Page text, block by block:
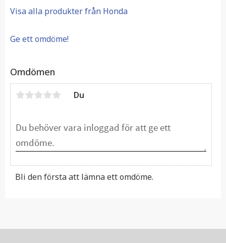
Visa alla produkter från Honda
Ge ett omdöme!
Omdömen
Du
Bli den första att lämna ett omdöme.